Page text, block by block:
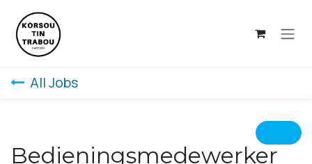
All Jobs
Bedieningsmedewerker